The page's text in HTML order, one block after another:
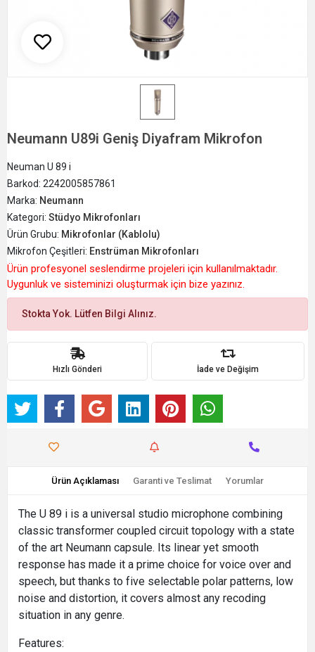
Neumann U89i Geniş Diyafram Mikrofon
Neuman U 89 i
Barkod: 2242005857861
Marka: Neumann
Kategori: Stüdyo Mikrofonları
Ürün Grubu: Mikrofonlar (Kablolu)
Mikrofon Çeşitleri: Enstrüman Mikrofonları
Ürün profesyonel seslendirme projeleri için kullanılmaktadır.
Uygunluk ve sisteminizi oluşturmak için bize yazınız.
Stokta Yok. Lütfen Bilgi Alınız.
Hızlı Gönderi İade ve Değişim
Ürün Açıklaması Garanti ve Teslimat Yorumlar
The U 89 i is a universal studio microphone combining
classic transformer coupled circuit topology with a state
of the art Neumann capsule. Its linear yet smooth
response has made it a prime choice for voice over and
speech, but thanks to five selectable polar patterns, low
noise and distortion, it covers almost any recoding
situation in any genre.
Features: